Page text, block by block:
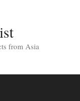
from Asia